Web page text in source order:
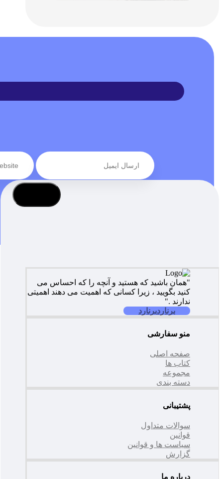
"همان باشید که هستید و آنچه را که احساس می
کنید بگویید ، زیرا کسانی که اهمیت می دهند اهمیتی
ندارند ."
برناردبرنارد
منو سفارشی
صفحه اصلی
کتاب ها
مجموعه
دسته بندی
پشتیبانی
سوالات متداول
قوانین
سیاست ها و قوانین
گزارش
درباره ما